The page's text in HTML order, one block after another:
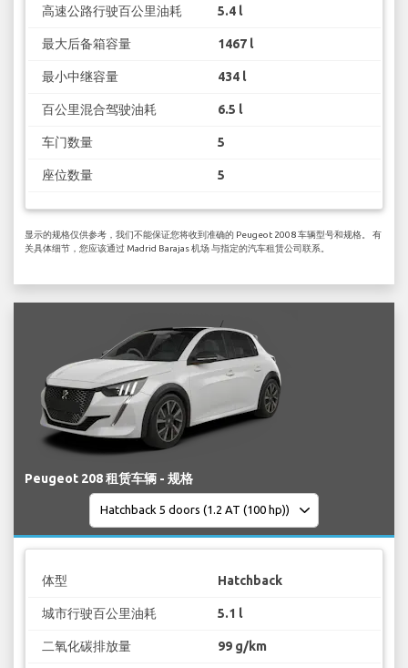
高速公路行驶百公里油耗 5.4 l
最大后备箱容量 1467 l
最小中继容量 434 l
百公里混合驾驶油耗 6.5 l
车门数量 5
座位数量 5
显示的规格仅供参考，我们不能保证您将收到准确的 Peugeot 2008 车辆型号和规格。 有
关具体细节，您应该通过 Madrid Barajas 机场 与指定的汽车租赁公司联系。
Peugeot 208 租赁车辆 - 规格
体型 Hatchback
城市行驶百公里油耗 5.1 l
二氧化碳排放量 99 g/km